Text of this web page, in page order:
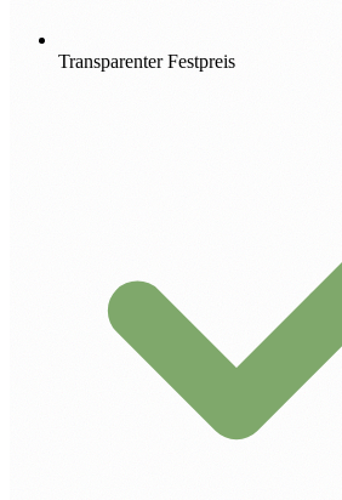
Transparenter Festpreis